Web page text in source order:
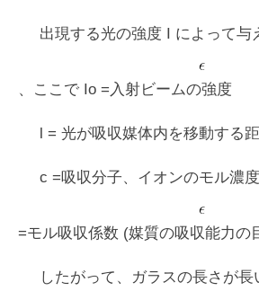
出現する光の強度 によって与
、ここで Io =入射ビームの強度
l = 光が吸収媒体内を移動する
c =吸収分子、イオンのモル濃度
=モル吸収係数 (媒質の吸収能力の
したがって、ガラスの長さが